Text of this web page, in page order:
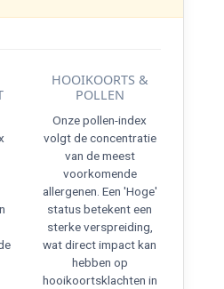
HOOIKOORTS &
POLLEN
Onze pollen-index
volgt de concentratie
van de meest
voorkomende
allergenen. Een 'Hoge'
status betekent een
sterke verspreiding,
wat direct impact kan
hebben op
hooikoortsklachten in